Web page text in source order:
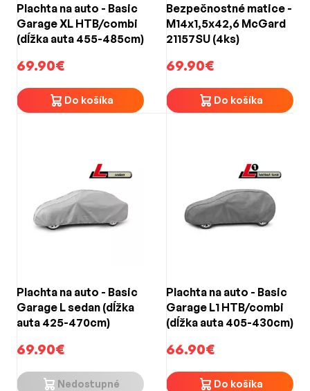
Plachta na auto - Basic
Garage XL HTB/combi
(dĺžka auta 455-485cm)
69.90€
Do košíka
Bezpečnostné matice -
M14x1,5x42,6 McGard
21157SU (4ks)
69.90€
Do košíka
Plachta na auto - Basic
Garage L sedan (dĺžka
auta 425-470cm)
69.90€
Nedostupné
Plachta na auto - Basic
Garage L1 HTB/combi
(dĺžka auta 405-430cm)
66.90€
Do košíka